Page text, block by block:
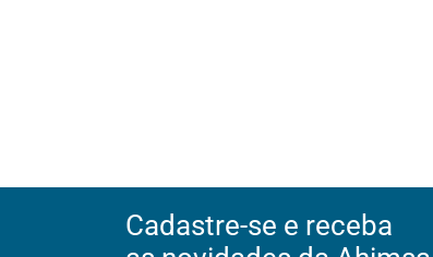
Cadastre-se e receba